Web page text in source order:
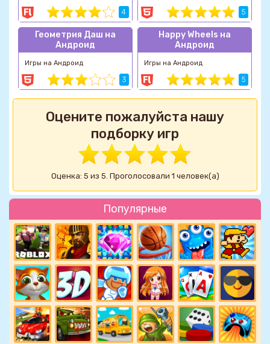
Популярные
4 5
Геометрия Даш на
Андроид
Игры на Андроид
3
Happy Wheels на
Андроид
Игры на Андроид
5
Оцените пожалуйста нашу
подборку игр
Оценка: 5 из 5. Проголосовали 1 человек(а)